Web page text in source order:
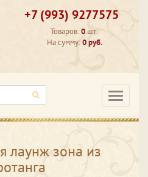
+7 (993) 9277575
Товаров:0 шт.
На сумму:0 руб.
лаунж зона из